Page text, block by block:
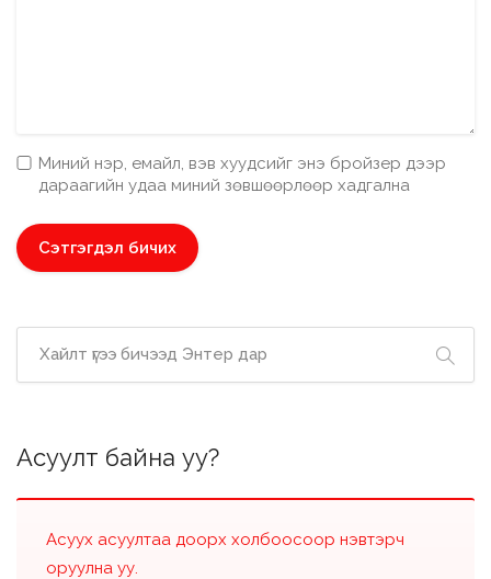
Миний нэр, емайл, вэв хуудсийг энэ бройзер дээр
дараагийн удаа миний зөвшөөрлөөр хадгална
Асуулт байна уу?
Асуух асуултаа доорх холбоосоор нэвтэрч
оруулна уу.